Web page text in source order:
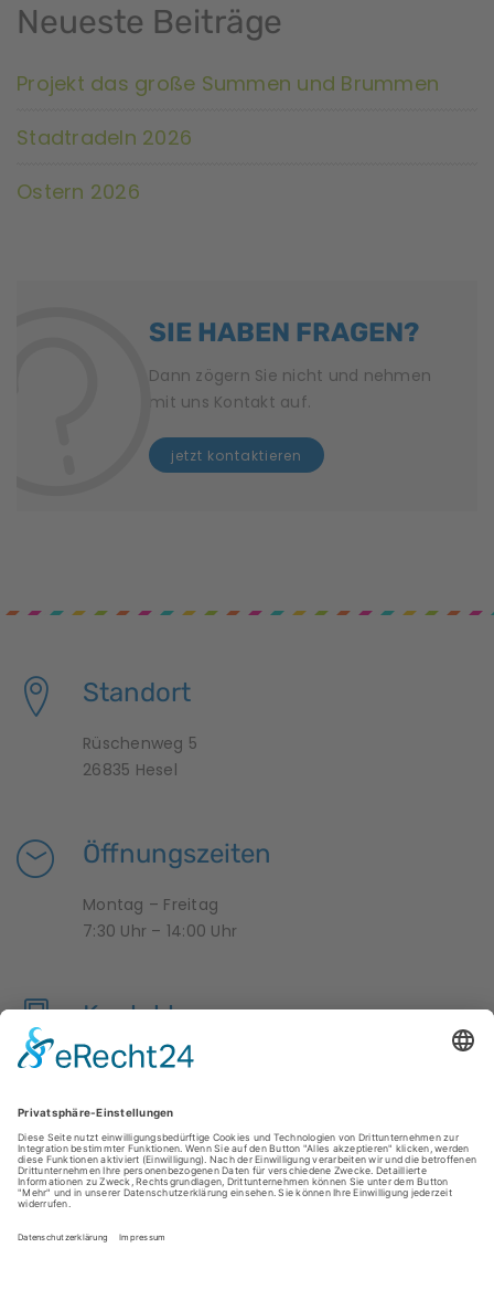
a
l
t
n
i
n
Neueste Beiträge
Projekt das große Summen und Brummen
Stadtradeln 2026
Ostern 2026
SIE HABEN FRAGEN?
Dann zögern Sie nicht und nehmen
mit uns Kontakt auf.
jetzt kontaktieren
Standort
Rüschenweg 5
26835 Hesel
Öffnungszeiten
Montag – Freitag
7:30 Uhr – 14:00 Uhr
Kontakt
04950 9958376